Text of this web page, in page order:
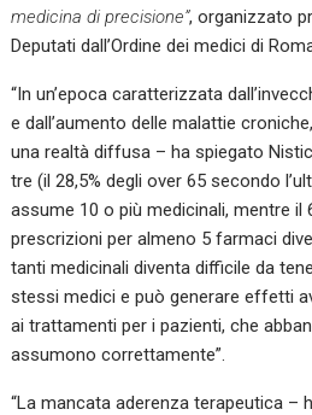
medicina di precisione”, organizzato
Deputati dall’Ordine dei medici di
“In un’epoca caratterizzata
e dall’aumento delle malattie
una realtà diffusa – ha spiegato
tre (il 28,5% degli over 65 secondo
assume 10 o più medicinali, mentre il
prescrizioni per almeno 5 farmaci
tanti medicinali diventa difficile da
stessi medici e può generare effetti
ai trattamenti per i pazienti, che
assumono correttamente”.
“La mancata aderenza terapeutica –